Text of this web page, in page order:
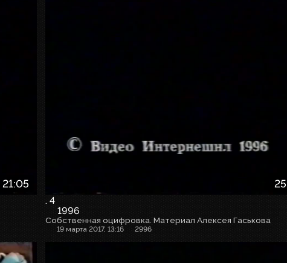
21:05
. 4
1996
Собственная оцифровка. Материал Алексея Гаськова
19 марта 2017, 13:16 2996